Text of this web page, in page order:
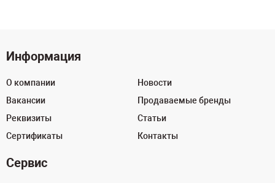
Информация
О компании
Вакансии
Реквизиты
Сертификаты
Новости
Продаваемые бренды
Статьи
Контакты
Сервис